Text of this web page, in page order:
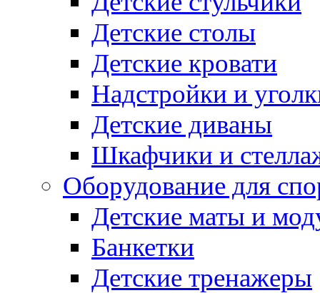
Детские столы
Детские кровати
Надстройки и
Детские диваны
Шкафчики и
Оборудование для
Детские маты и
Банкетки
Детские тренажеры